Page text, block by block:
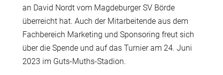
an David Nordt vom Magdeburger SV Börde
überreicht hat. Auch der Mitarbeitende aus dem
Fachbereich Marketing und Sponsoring freut sich
über die Spende und auf das Turnier am 24. Juni
2023 im Guts-Muths-Stadion.